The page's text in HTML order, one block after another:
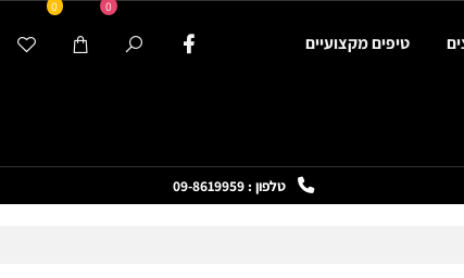
טלפון : 09-8619959
0 0
טיפים מקצועיים